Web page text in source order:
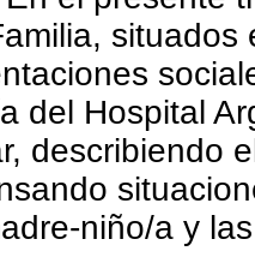
del Hospital
describiendo
niño/a y